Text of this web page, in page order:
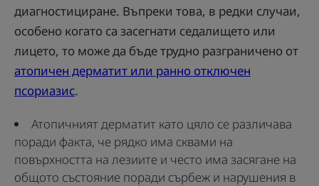
диагностициране. Въпреки това, в редки случаи,
особено когато са засегнати седалището или
лицето, то може да бъде трудно разграничено от
атопичен дерматит или ранно отключен
псориазис.
Атопичният дерматит като цяло се различава
поради факта, че рядко има сквами на
повърхността на лезиите и често има засягане на
общото състояние поради сърбеж и нарушения в